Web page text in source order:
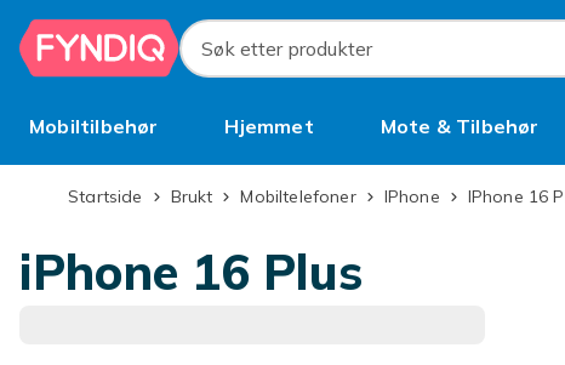
Hopp til hovedinnhold
Søk etter produkter
Mobiltilbehør Hjemmet Mote & Tilbehør
BruktStartside Brukt Mobiltelefoner iPhone iPhone 16
iPhone 16 Plus